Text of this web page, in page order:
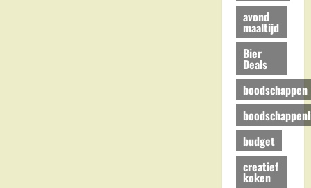
avond
maaltijd
Bier
Deals
boodschappen
budget
creatief
koken